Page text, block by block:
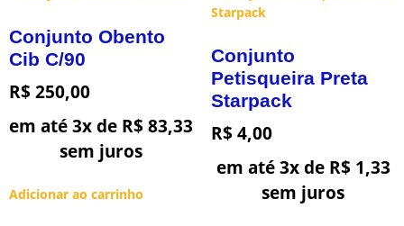
Conjunto Obento
Cib C/90
R$250,00
em até 3x de R$83,33
sem juros
Adicionar ao carrinho
Conjunto
Petisqueira Preta
Starpack
R$4,00
em até 3x de R$1,33
sem juros